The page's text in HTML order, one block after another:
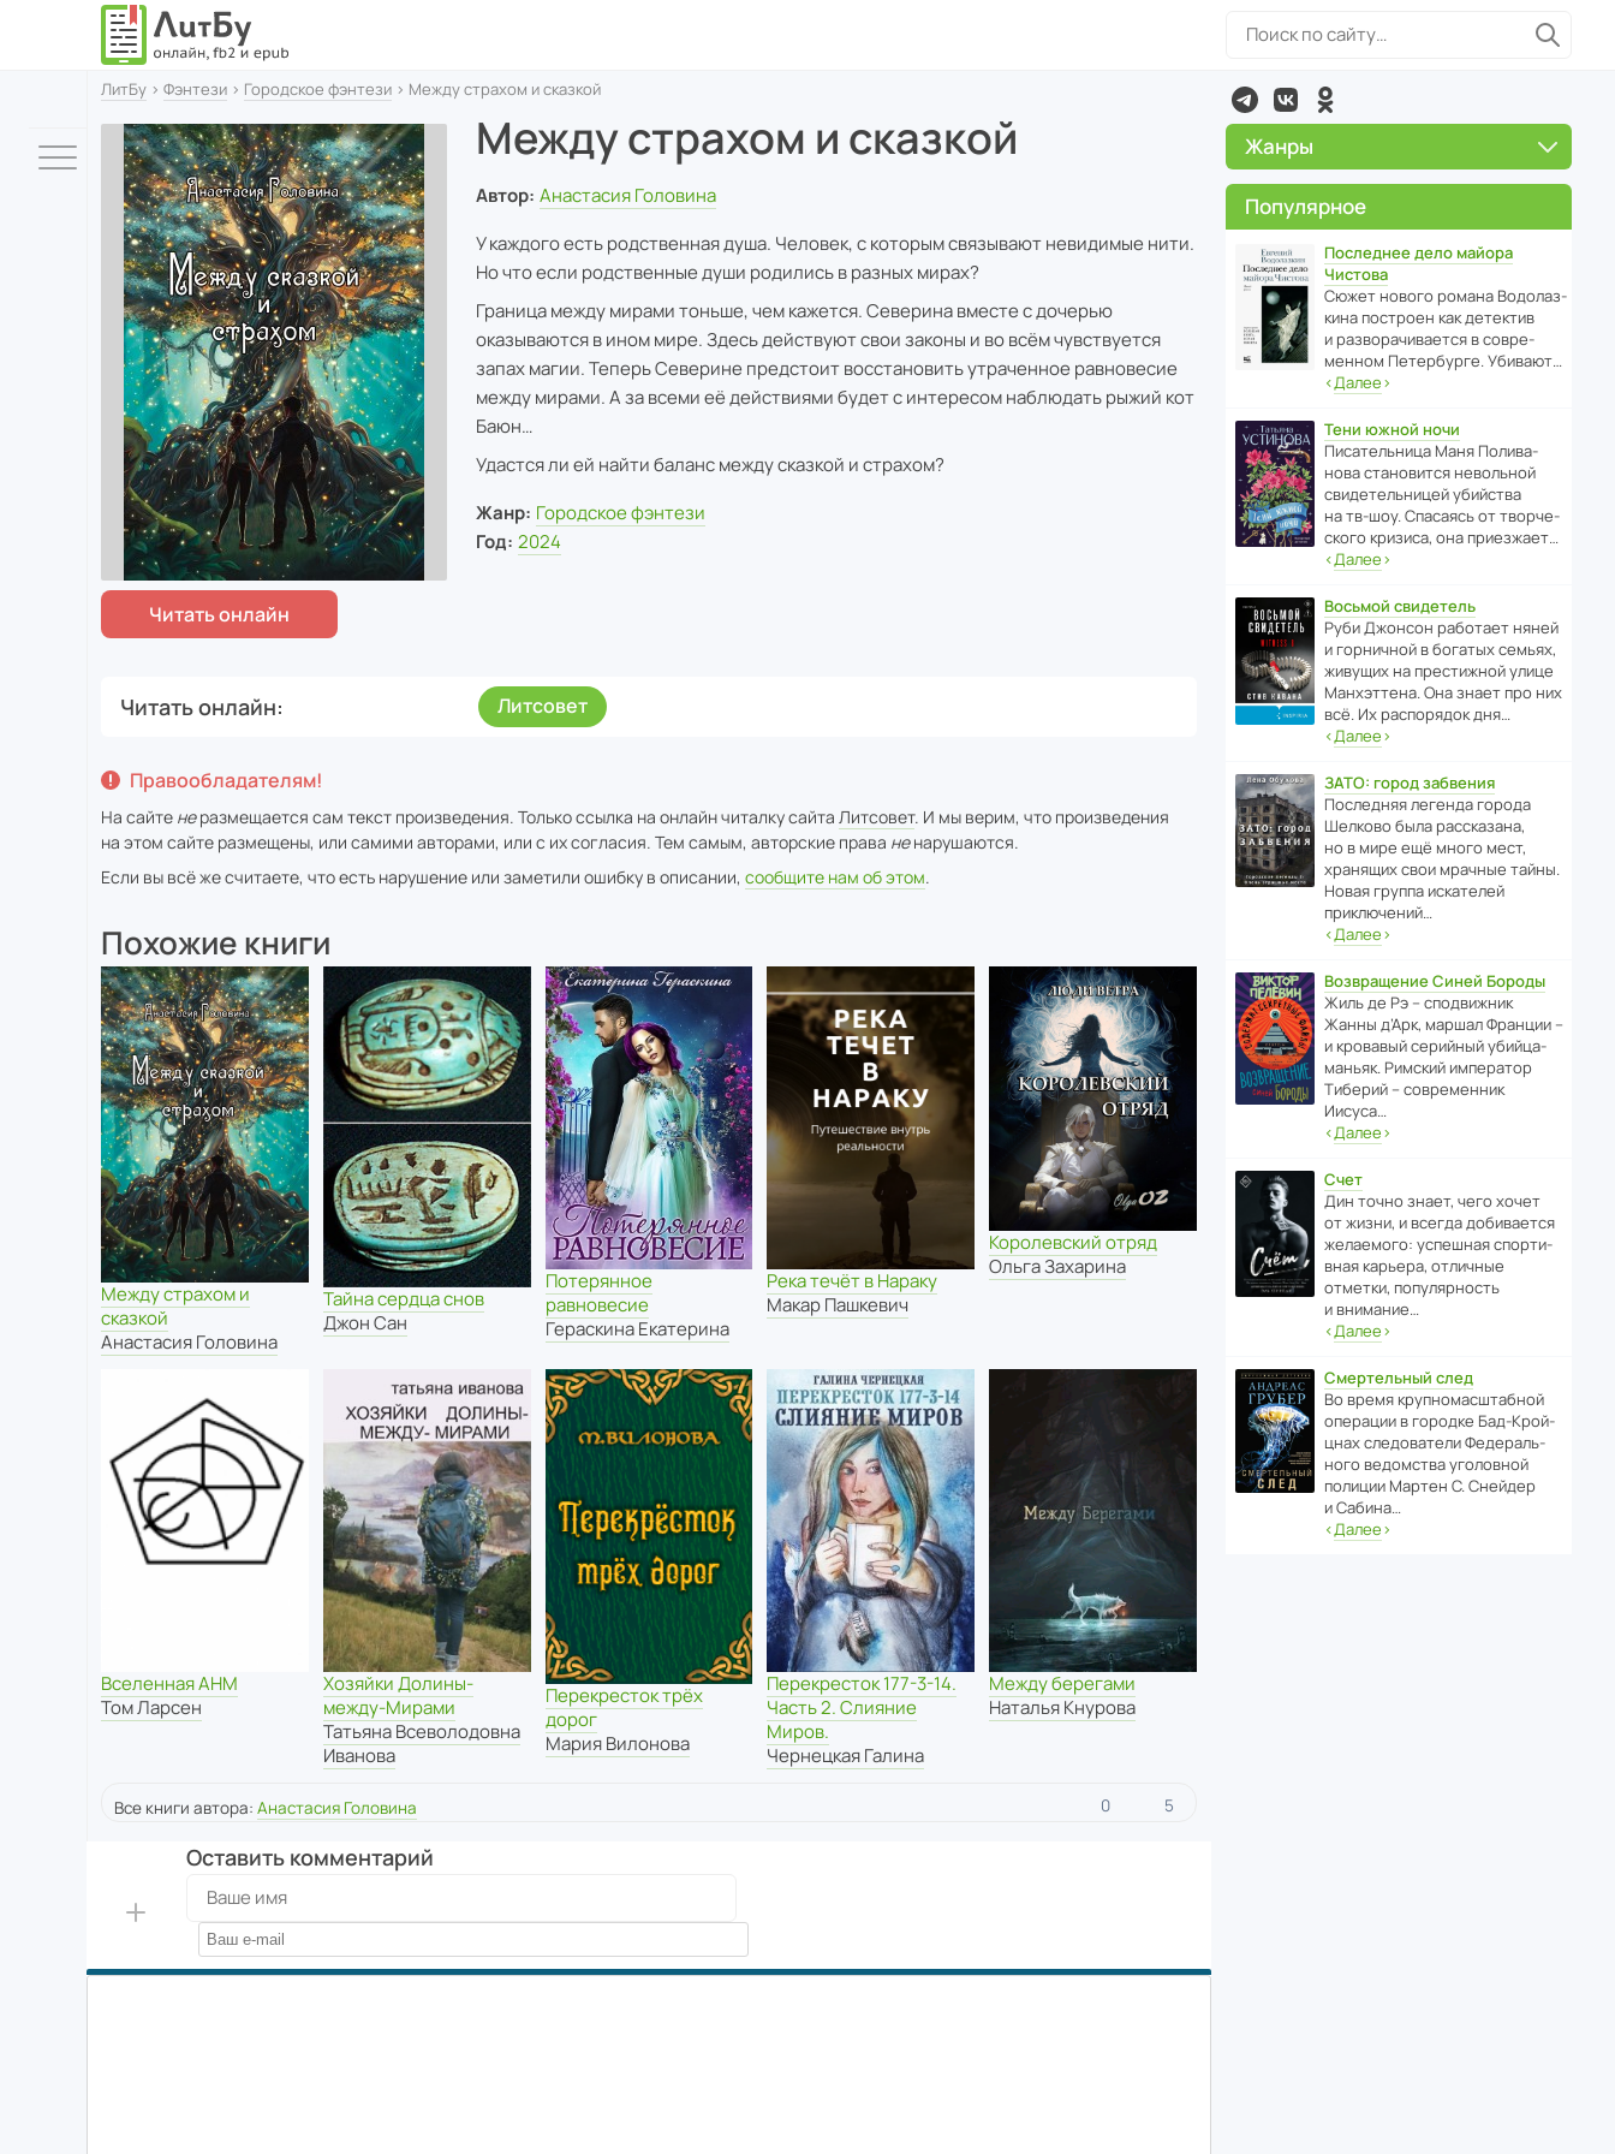
ЛитБу › Фэнтези › Городское фэнтези › Между страхом и сказкой
Между страхом и сказкой
Автор: Анастасия Головина
У каждого есть родственная душа. Человек, с которым связывают невидимые нити.
Но что если родственные души родились в разных мирах?
Граница между мирами тоньше, чем кажется. Северина вместе с дочерью
оказываются в ином мире. Здесь действуют свои законы и во всём чувствуется
запах магии. Теперь Северине предстоит восстановить утраченное равновесие
между мирами. А за всеми её действиями будет с интересом наблюдать рыжий кот
Баюн…
Удастся ли ей найти баланс между сказкой и страхом?
Жанр: Городское фэнтези
Год: 2024
Читать онлайн Литсовет
Правообладателям!
На сайте неразмещается сам текст произведения. Только ссылка на онлайн читалку сайта Литсовет. И мы верим, что произведения
на этом сайте размещены, или самими авторами, или с их согласия. Тем самым, авторские права ненарушаются.
Если вы всё же считаете, что есть нарушение или заметили ошибку в описании, сообщите нам об этом.
Похожие книги
Между страхом и
сказкой
Анастасия Головина
Тайна сердца снов
Джон Сан
Потерянное
равновесие
Гераскина Екатерина
Река течёт в Нараку
Макар Пашкевич
Королевский отряд
Ольга Захарина
Вселенная АНМ
Том Ларсен
Хозяйки Долины-
между-Мирами
Татьяна Всеволодовна
Иванова
Перекресток трёх
дорог
Мария Вилонова
Перекресток 177-3-14.
Часть 2. Слияние
Миров.
Чернецкая Галина
Между берегами
Наталья Кнурова
Все книги автора: Анастасия Головина 0 5
Оставить комментарий
Жанры
Популярное
Последнее дело майора
Чистова
Сюжет нового романа Водо­ла­з­
кина пост­роен как дете­ктив
и разво­ра­чи­ва­ется в совре­
менном Пете­р­бурге. Убивают…
‹Далее›
Тени южной ночи
Писа­тель­ница Маня Поли­ва­
нова стано­вится невольной
свиде­тель­ницей убийства
на тв-шоу. Спасаясь от твор­че­
с­кого кризиса, она приезжает…
‹Далее›
Восьмой свидетель
Руби Джонсон рабо­тает няней
и горни­чной в богатых семьях,
живущих на прес­ти­жной улице
Манх­эт­тена. Она знает про них
всё. Их распо­рядок дня…
‹Далее›
ЗАТО: город забвения
После­дняя легенда города
Шелково была расска­зана,
но в мире ещё много мест,
хранящих свои мрачные тайны.
Новая группа иска­телей
приключений…
‹Далее›
Возвращение Синей Бороды
Жиль де Рэ – спод­ви­жник
Жанны д’Арк, маршал Франции –
и кровавый серийный убийца-
маньяк. Римский импе­ратор
Тиберий – совре­менник
Иисуса…
‹Далее›
Счет
Дин точно знает, чего хочет
от жизни, и всегда доби­ва­ется
жела­е­мого: успе­шная спор­ти­
вная карьера, отли­чные
отметки, попу­ля­р­ность
и внимание…
‹Далее›
Смертельный след
Во время круп­но­мас­ш­та­бной
операции в городке Бад‑Крой­
цнах следо­ва­тели Феде­раль­
ного ведомства уголо­вной
полиции Мартен С. Снейдер
и Сабина…
‹Далее›